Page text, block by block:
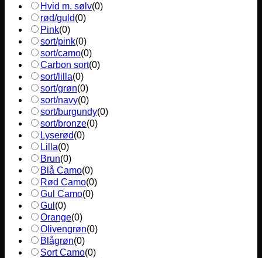
Hvid m. sølv(0)
rød/guld(0)
Pink(0)
sort/pink(0)
sort/camo(0)
Carbon sort(0)
sort/lilla(0)
sort/grøn(0)
sort/navy(0)
sort/burgundy(0)
sort/bronze(0)
Lyserød(0)
Lilla(0)
Brun(0)
Blå Camo(0)
Rød Camo(0)
Gul Camo(0)
Gul (0)
Orange(0)
Olivengrøn(0)
Blågrøn(0)
Sort Camo(0)